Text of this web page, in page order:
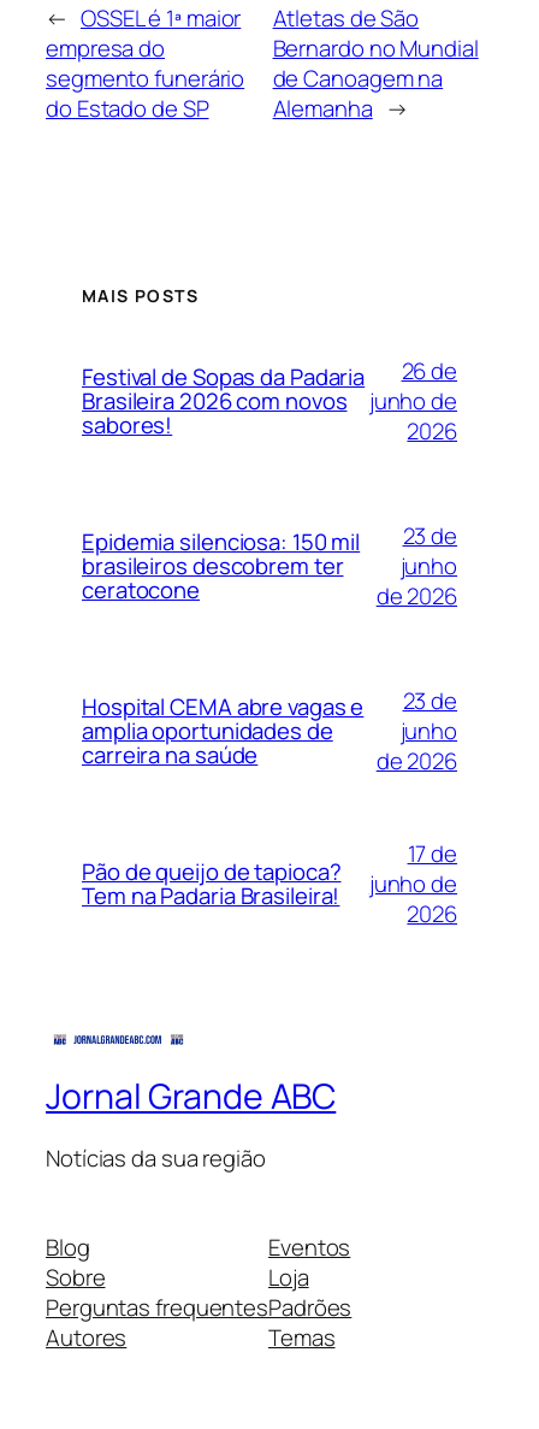
← OSSEL é 1ª maior
empresa do
segmento funerário
do Estado de SP
Atletas de São
Bernardo no Mundial
de Canoagem na
Alemanha →
MAIS POSTS
Festival de Sopas da Padaria
Brasileira 2026 com novos
sabores!
26 de
junho de
2026
Epidemia silenciosa: 150 mil
brasileiros descobrem ter
ceratocone
23 de
junho
de 2026
Hospital CEMA abre vagas e
amplia oportunidades de
carreira na saúde
23 de
junho
de 2026
Pão de queijo de tapioca?
Tem na Padaria Brasileira!
17 de
junho de
2026
Jornal Grande ABC
Notícias da sua região
Blog
Sobre
Perguntas frequentes
Autores
Eventos
Loja
Padrões
Temas